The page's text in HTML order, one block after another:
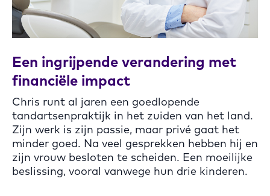
Een ingrijpende verandering met
financiële impact
Chris runt al jaren een goedlopende
tandartsenpraktijk in het zuiden van het land.
Zijn werk is zijn passie, maar privé gaat het
minder goed. Na veel gesprekken hebben hij en
zijn vrouw besloten te scheiden. Een moeilijke
beslissing, vooral vanwege hun drie kinderen.